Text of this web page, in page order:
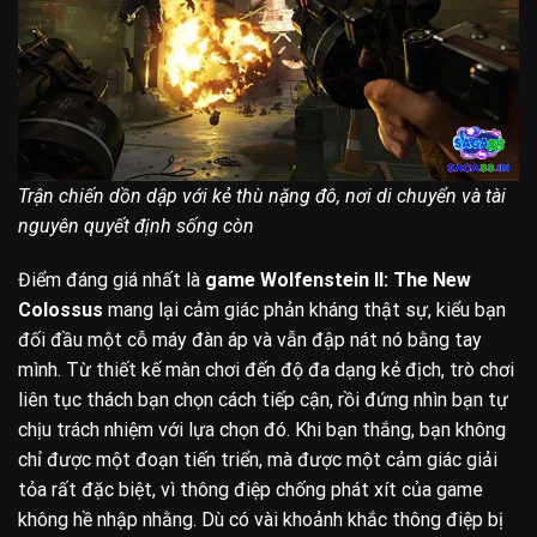
Trận chiến dồn dập với kẻ thù nặng đô, nơi di chuyển và tài
nguyên quyết định sống còn
Điểm đáng giá nhất là game Wolfenstein II: The New
Colossus mang lại cảm giác phản kháng thật sự, kiểu bạn
đối đầu một cỗ máy đàn áp và vẫn đập nát nó bằng tay
mình. Từ thiết kế màn chơi đến độ đa dạng kẻ địch, trò chơi
liên tục thách bạn chọn cách tiếp cận, rồi đứng nhìn bạn tự
chịu trách nhiệm với lựa chọn đó. Khi bạn thắng, bạn không
chỉ được một đoạn tiến triển, mà được một cảm giác giải
tỏa rất đặc biệt, vì thông điệp chống phát xít của game
không hề nhập nhằng. Dù có vài khoảnh khắc thông điệp bị